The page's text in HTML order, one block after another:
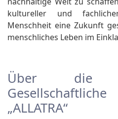
kultureller und
Menschheit eine Zukunft
menschliches Leben im
Über die
„ALLATRA“